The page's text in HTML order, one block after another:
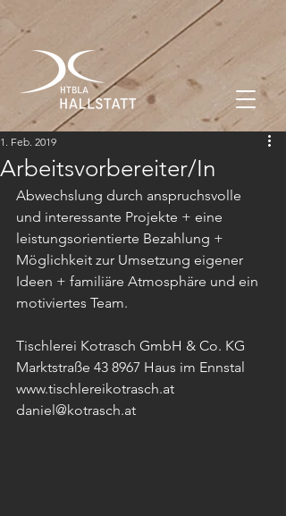
Arbeitsvorbereiter/In
1. Feb. 2019
Abwechslung durch anspruchsvolle
und interessante Projekte + eine
leistungsorientierte Bezahlung +
Möglichkeit zur Umsetzung eigener
Ideen + familiäre Atmosphäre und ein
motiviertes Team.
Tischlerei Kotrasch GmbH & Co. KG
Marktstraße 43 8967 Haus im Ennstal
www.tischlereikotrasch.at
daniel@kotrasch.at